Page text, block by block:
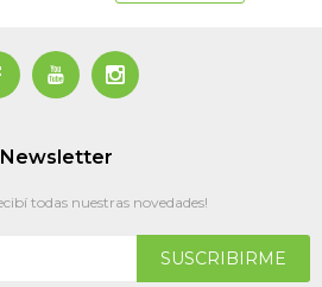
 
Newsletter
todas nuestras novedades!
SUSCRIBIRME